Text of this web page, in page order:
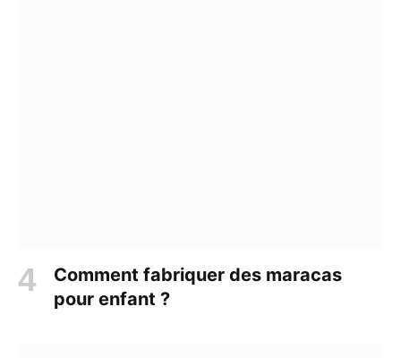
Comment fabriquer des maracas
pour enfant ?